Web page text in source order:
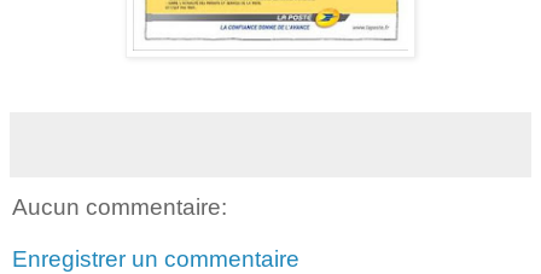
Aucun commentaire:
Enregistrer un commentaire